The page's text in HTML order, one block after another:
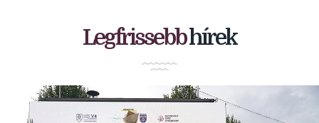
Legfrissebbhírek